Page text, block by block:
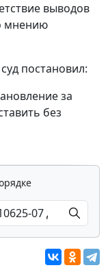
выводов
мнению
постановил:
за
без